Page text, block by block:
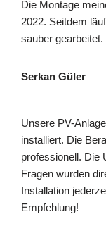
Die Montage
2022. Seitdem
sauber
Serkan Güler
Unsere PV-
installiert. Die
professionell. Die
Fragen wurden
Installation
Empfehlung!